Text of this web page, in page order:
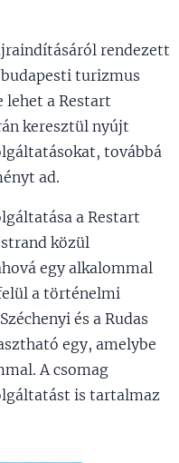
rendezett
turizmus
lehet a Restart
keresztül nyújt
továbbá
ad.
a Restart
közül
egy alkalommal
a történelmi
és a Rudas
egy, amelybe
A csomag
is tartalmaz